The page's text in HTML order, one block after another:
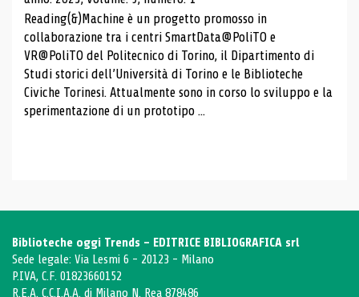
Reading(&)Machine è un progetto promosso in
collaborazione tra i centri SmartData@PoliTO e
VR@PoliTO del Politecnico di Torino, il Dipartimento di
Studi storici dell’Università di Torino e le Biblioteche
Civiche Torinesi. Attualmente sono in corso lo sviluppo e la
sperimentazione di un prototipo ...
Biblioteche oggi Trends - EDITRICE BIBLIOGRAFICA srl
Sede legale: Via Lesmi 6 - 20123 - Milano
P.IVA, C.F. 01823660152
R.E.A. C.C.I.A.A. di Milano N. Rea 878486